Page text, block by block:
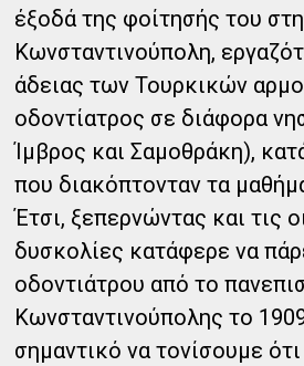
έξοδά της φοίτησής του
Κωνσταντινούπολη,
άδειας των Τουρκικών
οδοντίατρος σε διάφορα
Ίμβρος και Σαμοθράκη),
που διακόπτονταν τα
Έτσι, ξεπερνώντας και τις
δυσκολίες κατάφερε να
οδοντιάτρου από το
Κωνσταντινούπολης το
σημαντικό να τονίσουμε